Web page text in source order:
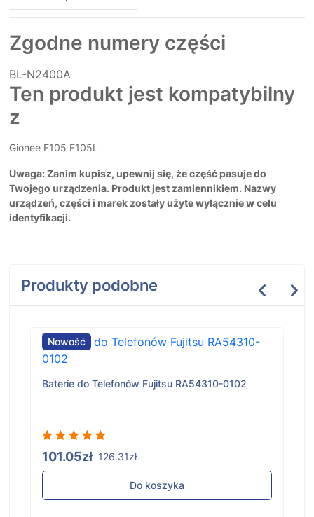
Zgodne numery części
BL-N2400A
Ten produkt jest kompatybilny
z
Gionee F105 F105L
Uwaga: Zanim kupisz, upewnij się, że część pasuje do
Twojego urządzenia. Produkt jest zamiennikiem. Nazwy
urządzeń, części i marek zostały użyte wyłącznie w celu
identyfikacji.
Produkty podobne
Nowość
Baterie do Telefonów Fujitsu RA54310-0102
101.05zł 126.31zł
Do koszyka